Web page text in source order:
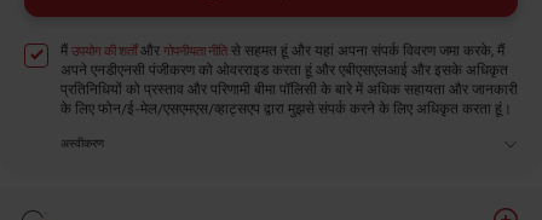
मैं उपयोग की शर्तोंऔर गोपनीयता नीति से सहमत हूं और यहां अपना संपर्क विवरण जमा करके, मैं
अपने एनडीएनसी पंजीकरण को ओवरराइड करता हूं और एबीएसएलआई और इसके अधिकृत
प्रतिनिधियों को प्रस्ताव और परिणामी बीमा पॉलिसी के बारे में अधिक सहायता और जानकारी
के लिए फोन/ई-मेल/एसएमएस/व्हाट्सएप द्वारा मुझसे संपर्क करने के लिए अधिकृत करता हूं।
अस्वीकरण